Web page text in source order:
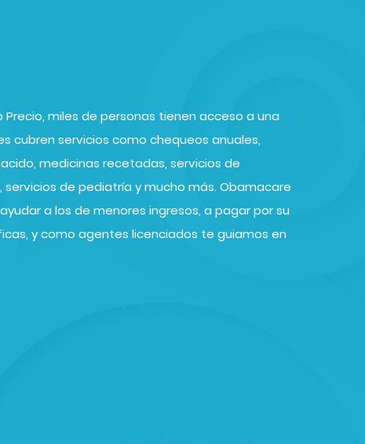
Precio, miles de personas tienen acceso a una
cubren servicios como chequeos anuales,
medicinas recetadas, servicios de
de pediatría y mucho más. Obamacare
a los de menores ingresos, a pagar por su
y como agentes licenciados te guiamos en